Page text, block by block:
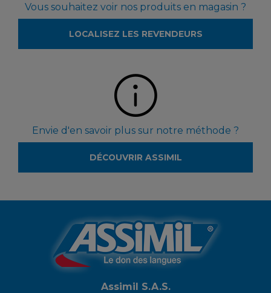
Vous souhaitez voir nos produits en magasin ?
LOCALISEZ LES REVENDEURS
Envie d'en savoir plus sur notre méthode ?
DÉCOUVRIR ASSIMIL
Assimil S.A.S.